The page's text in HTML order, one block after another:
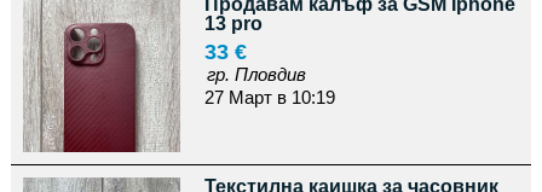
Продавам калъф за GSM Iphone
13 pro
33 €
гр. Пловдив
27 Март в 10:19
Текстилна каишка за часовник